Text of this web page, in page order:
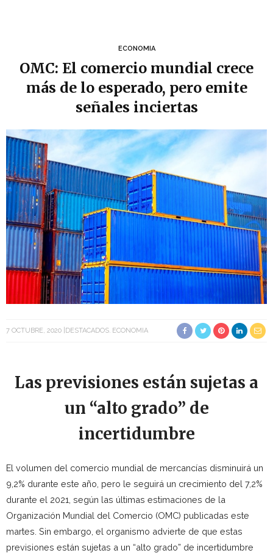
ECONOMIA
OMC: El comercio mundial crece
más de lo esperado, pero emite
señales inciertas
7 OCTUBRE, 2020 DESTACADOS ECONOMIA
Las previsiones están sujetas a
un “alto grado” de
incertidumbre
El volumen del comercio mundial de mercancías disminuirá un
9,2% durante este año, pero le seguirá un crecimiento del 7,2%
durante el 2021, según las últimas estimaciones de la
Organización Mundial del Comercio (OMC) publicadas este
martes. Sin embargo, el organismo advierte de que estas
previsiones están sujetas a un “alto grado” de incertidumbre